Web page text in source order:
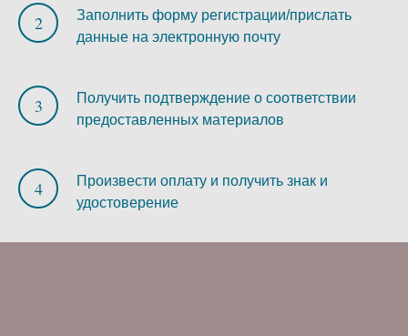
Заполнить форму регистрации/прислать
данные на электронную почту
Получить подтверждение о соответствии
предоставленных материалов
Произвести оплату и получить знак и
удостоверение